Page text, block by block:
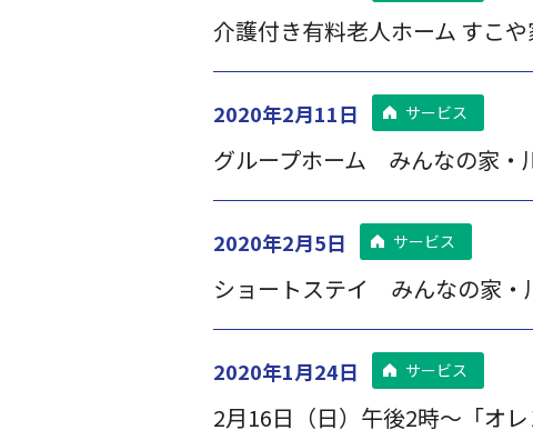
介護付き有料老人ホーム すこ
2020年2月11日 サービス
グループホーム みんなの家・
2020年2月5日 サービス
ショートステイ みんなの家
2020年1月24日 サービス
2月16日（日）午後2時～「オ